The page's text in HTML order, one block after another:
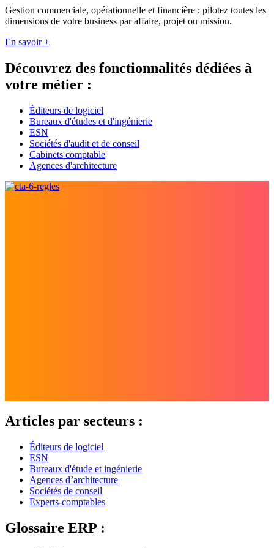
Gestion commerciale, opérationnelle et financière : pilotez toutes les
dimensions de votre business par affaire, projet ou mission.
En savoir +
Découvrez des fonctionnalités dédiées à
votre métier :
Éditeurs de logiciel
Bureaux d'études et d'ingénierie
ESN
Sociétés d'audit et de conseil
Cabinets comptable
Agences d'architecture
Articles par secteurs :
Éditeurs de logiciel
ESN
Bureaux d'étude et ingénierie
Agences d’architecture
Sociétés de conseil
Experts-comptables
Glossaire ERP :